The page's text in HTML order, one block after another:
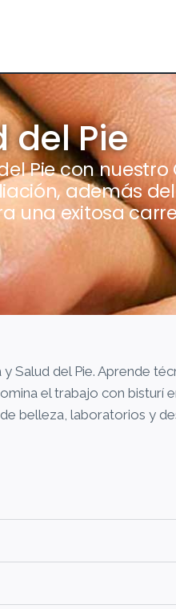
del Pie
Pie con
además
una exitosa
Salud del Pie. Aprende
el trabajo con bisturí
belleza, laboratorios y